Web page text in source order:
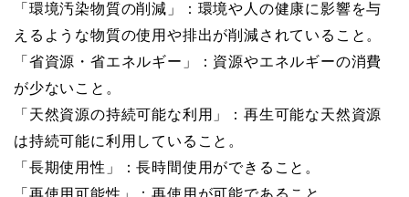
「環境汚染物質の削減」：環境や人の健康に影響を与
えるような物質の使用や排出が削減されていること。
「省資源・省エネルギー」：資源やエネルギーの消費
が少ないこと。
「天然資源の持続可能な利用」：再生可能な天然資源
は持続可能に利用していること。
「長期使用性」：長時間使用ができること。